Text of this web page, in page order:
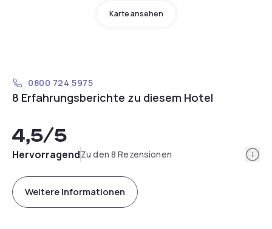
Karte ansehen
0800 724 5975
8 Erfahrungsberichte zu diesem Hotel
4,5/5
HervorragendZu den 8 Rezensionen
Weitere Informationen